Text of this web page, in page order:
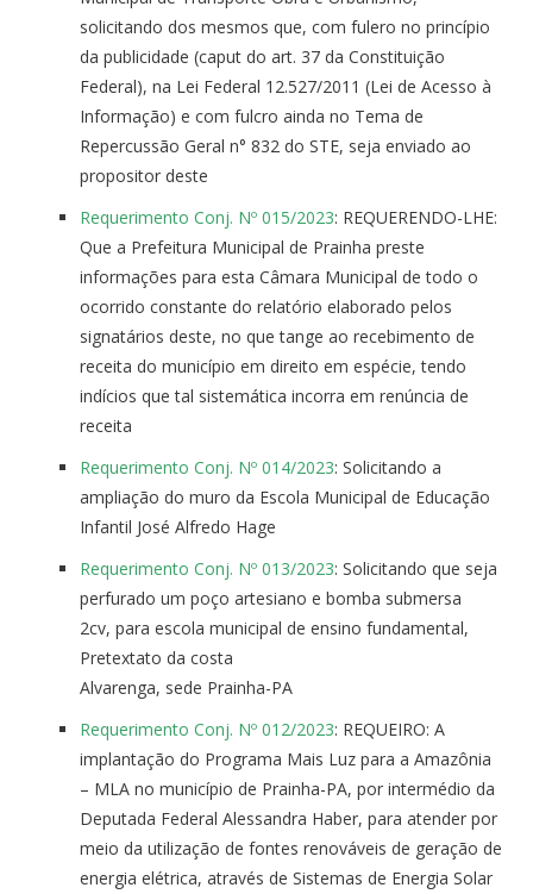
solicitando dos mesmos que, com fulero no princípio
da publicidade (caput do art. 37 da Constituição
Federal), na Lei Federal 12.527/2011 (Lei de Acesso à
Informação) e com fulcro ainda no Tema de
Repercussão Geral n° 832 do STE, seja enviado ao
propositor deste
Requerimento Conj. Nº 015/2023: REQUERENDO-LHE:
Que a Prefeitura Municipal de Prainha preste
informações para esta Câmara Municipal de todo o
ocorrido constante do relatório elaborado pelos
signatários deste, no que tange ao recebimento de
receita do município em direito em espécie, tendo
indícios que tal sistemática incorra em renúncia de
receita
Requerimento Conj. Nº 014/2023: Solicitando a
ampliação do muro da Escola Municipal de Educação
Infantil José Alfredo Hage
Requerimento Conj. Nº 013/2023: Solicitando que seja
perfurado um poço artesiano e bomba submersa
2cv, para escola municipal de ensino fundamental,
Pretextato da costa
Alvarenga, sede Prainha-PA
Requerimento Conj. Nº 012/2023: REQUEIRO: A
implantação do Programa Mais Luz para a Amazônia
– MLA no município de Prainha-PA, por intermédio da
Deputada Federal Alessandra Haber, para atender por
meio da utilização de fontes renováveis de geração de
energia elétrica, através de Sistemas de Energia Solar